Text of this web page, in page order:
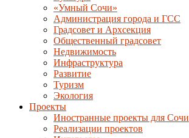
«Умный Сочи»
Администрация города и ГСС
Градсовет и Архсекция
Общественный градсовет
Недвижимость
Инфраструктура
Развитие
Туризм
Экология
Проекты
Иностранные проекты для Сочи
Реализации проектов